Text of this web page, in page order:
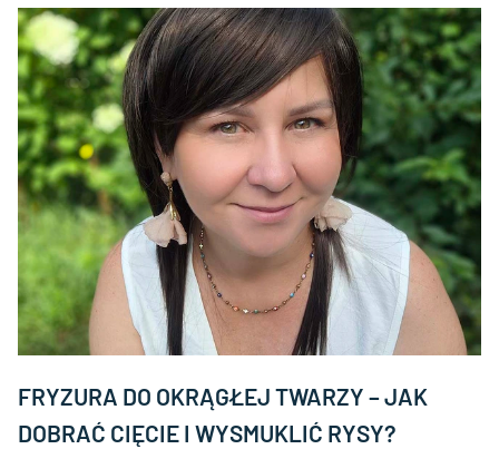
FRYZURA DO OKRĄGŁEJ TWARZY – JAK
DOBRAĆ CIĘCIE I WYSMUKLIĆ RYSY?